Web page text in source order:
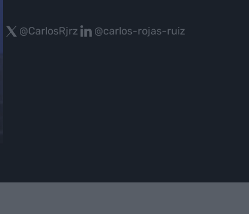
@CarlosRjrz @carlos-rojas-ruiz